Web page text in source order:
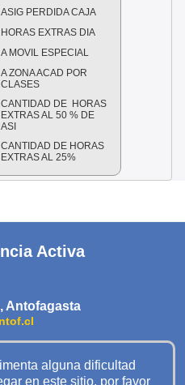
ASIG PERDIDA CAJA
HORAS EXTRAS DIA
A MOVIL ESPECIAL
A ZONA ACAD POR
CLASES
CANTIDAD DE HORAS
EXTRAS AL 50 % DE
ASI
CANTIDAD DE HORAS
EXTRAS AL 25%
Activa
Antofagasta
alguna dificultad
en este sitio, por favor